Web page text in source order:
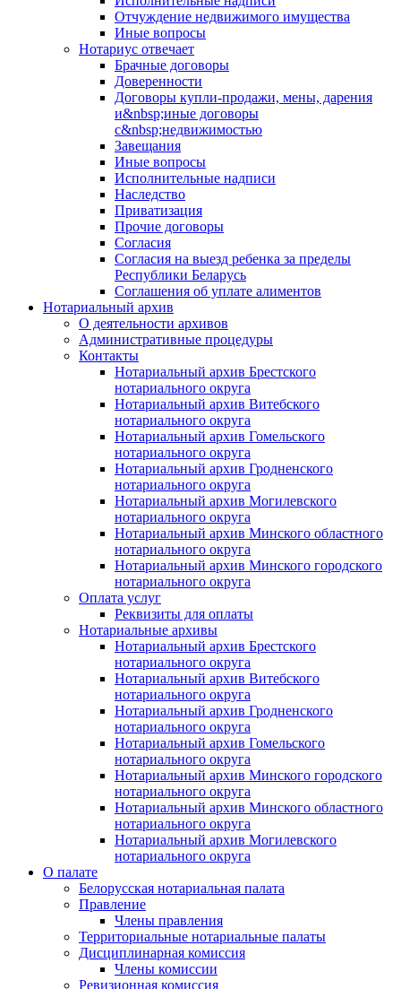
Отчуждение недвижимого имущества
Иные вопросы
Нотариус отвечает
Брачные договоры
Доверенности
Договоры купли-продажи, мены, дарения
и&nbsp;иные договоры
с&nbsp;недвижимостью
Завещания
Иные вопросы
Исполнительные надписи
Наследство
Приватизация
Прочие договоры
Согласия
Согласия на выезд ребенка за пределы
Республики Беларусь
Соглашения об уплате алиментов
Нотариальный архив
О деятельности архивов
Административные процедуры
Контакты
Нотариальный архив Брестского
нотариального округа
Нотариальный архив Витебского
нотариального округа
Нотариальный архив Гомельского
нотариального округа
Нотариальный архив Гродненского
нотариального округа
Нотариальный архив Могилевского
нотариального округа
Нотариальный архив Минского областного
нотариального округа
Нотариальный архив Минского городского
нотариального округа
Оплата услуг
Реквизиты для оплаты
Нотариальные архивы
Нотариальный архив Брестского
нотариального округа
Нотариальный архив Витебского
нотариального округа
Нотариальный архив Гродненского
нотариального округа
Нотариальный архив Гомельского
нотариального округа
Нотариальный архив Минского городского
нотариального округа
Нотариальный архив Минского областного
нотариального округа
Нотариальный архив Могилевского
нотариального округа
О палате
Белорусская нотариальная палата
Правление
Члены правления
Территориальные нотариальные палаты
Дисциплинарная комиссия
Члены комиссии
Ревизионная комиссия